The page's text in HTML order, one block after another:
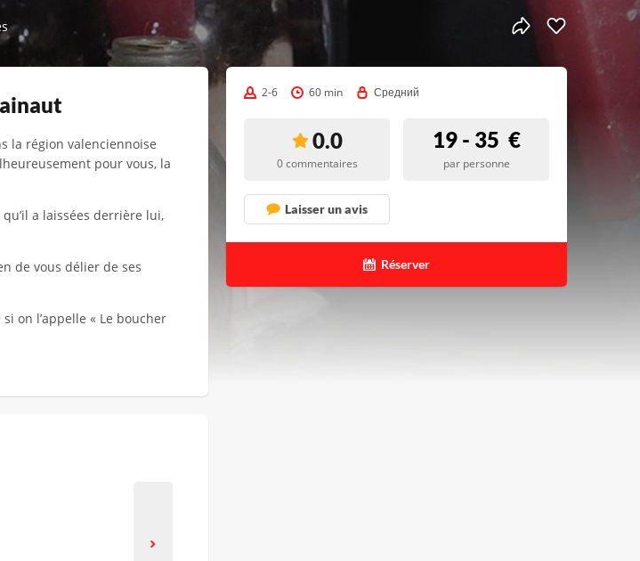
la région valenciennoise
pour vous, la
a laissées derrière lui,
de vous délier de ses
on l’appelle « Le boucher
2-6 60 min Средний
0.0
0 commentaires
19 - 35 €
par personne
Laisser un avis
Réserver